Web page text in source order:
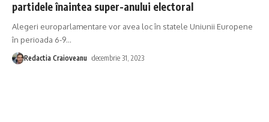
partidele înaintea super-anului electoral
Alegeri europarlamentare vor avea loc în statele Uniunii Europene
în perioada 6-9…
Redactia Craioveanu decembrie 31, 2023